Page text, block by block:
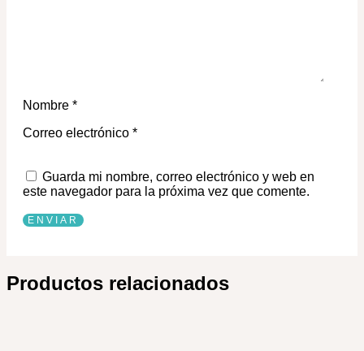
Nombre *
Correo electrónico *
Guarda mi nombre, correo electrónico y web en
este navegador para la próxima vez que comente.
Productos relacionados